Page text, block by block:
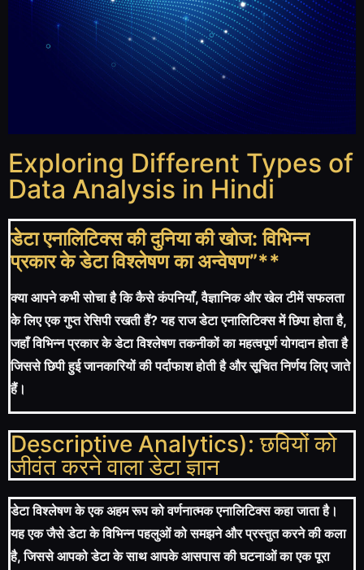
Exploring Different Types of
Data Analysis in Hindi
डेटा एनालिटिक्स की दुनिया की खोज: विभिन्न
प्रकार के डेटा विश्लेषण का अन्वेषण”**
क्या आपने कभी सोचा है कि कैसे कंपनियाँ, वैज्ञानिक और खेल टीमें सफलता
के लिए एक गुप्त रेसिपी रखती हैं? यह राज डेटा एनालिटिक्स में छिपा होता है,
जहाँ विभिन्न प्रकार के डेटा विश्लेषण तकनीकों का महत्वपूर्ण योगदान होता है
जिससे छिपी हुई जानकारियों की पर्दाफाश होती है और सूचित निर्णय लिए जाते
हैं।
Descriptive Analytics): छवियों को
जीवंत करने वाला डेटा ज्ञान
डेटा विश्लेषण के एक अहम रूप को वर्णनात्मक एनालिटिक्स कहा जाता है।
यह एक जैसे डेटा के विभिन्न पहलुओं को समझने और प्रस्तुत करने की कला
है, जिससे आपको डेटा के साथ आपके आसपास की घटनाओं का एक पूरा